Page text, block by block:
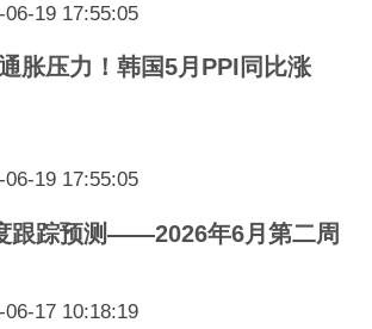
19 17:55:05
胀压力！韩国5月PPI同比涨
19 17:55:05
跟踪预测——2026年6月第二周
17 10:18:19